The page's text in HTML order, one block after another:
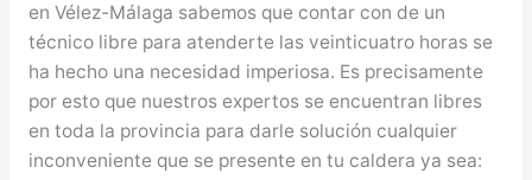
en Vélez-Málaga sabemos que contar con de un
técnico libre para atenderte las veinticuatro horas se
ha hecho una necesidad imperiosa. Es precisamente
por esto que nuestros expertos se encuentran libres
en toda la provincia para darle solución cualquier
inconveniente que se presente en tu caldera ya sea: